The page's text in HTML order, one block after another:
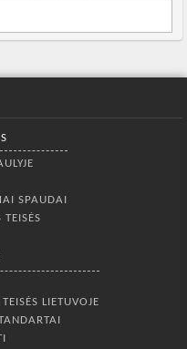
SPAUDAI
LIETUVOJE